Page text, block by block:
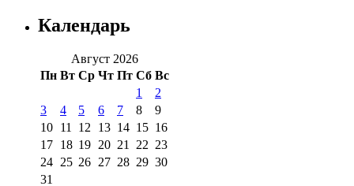
Календарь
Август 2026
Пн Вт Ср Чт Пт Сб Вс
1
2
3
4 5 6 7 8
9
10 11 12 13 14 15 16
17 18 19 20 21 22 23
24 25 26 27 28 29 30
31